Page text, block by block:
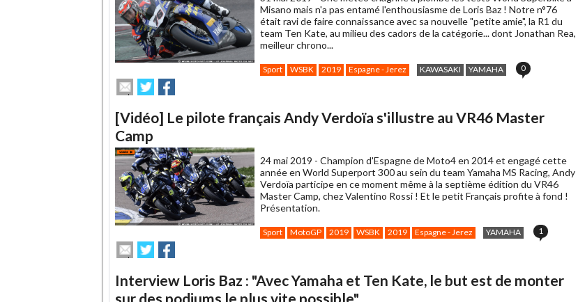
Misano mais n'a pas entamé l'enthousiasme de Loris Baz ! Notre n°76
était ravi de faire connaissance avec sa nouvelle "petite amie", la R1 du
team Ten Kate, au milieu des cadors de la catégorie... dont Jonathan Rea,
meilleur chrono...
Sport WSBK 2019 Espagne - Jerez KAWASAKI YAMAHA 0
Envoyer
cet
à
un
ami
Partager
sur
sur
[Vidéo] Le pilote français Andy Verdoïa s'illustre au VR46 Master
Camp
24 mai 2019 - Champion d'Espagne de Moto4 en 2014 et engagé cette
année en World Superport 300 au sein du team Yamaha MS Racing, Andy
Verdoïa participe en ce moment même à la septième édition du VR46
Master Camp, chez Valentino Rossi ! Et le petit Français profite à fond !
Présentation.
Sport MotoGP 2019 WSBK 2019 Espagne - Jerez YAMAHA 1
Envoyer
cet
un
Partager
sur
sur
Interview Loris Baz : "Avec Yamaha et Ten Kate, le but est de monter
sur des podiums le plus vite possible"